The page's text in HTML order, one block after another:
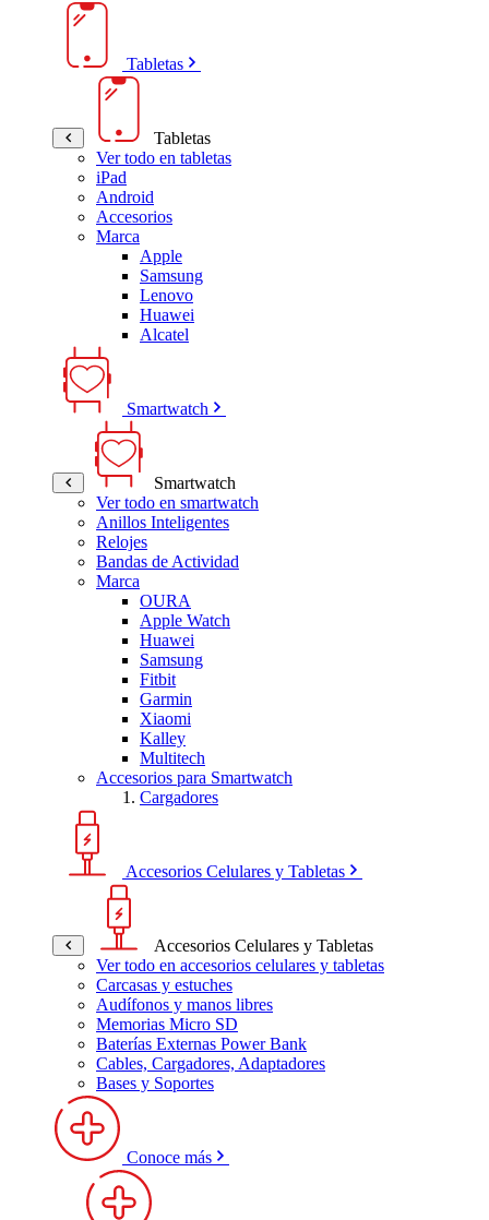
Tabletas
Tabletas
Ver todo en tabletas
iPad
Android
Accesorios
Marca
Apple
Samsung
Lenovo
Huawei
Alcatel
Smartwatch
Smartwatch
Ver todo en smartwatch
Anillos Inteligentes
Relojes
Bandas de Actividad
Marca
OURA
Apple Watch
Huawei
Samsung
Fitbit
Garmin
Xiaomi
Kalley
Multitech
Accesorios para Smartwatch
Cargadores
Accesorios Celulares y Tabletas
Accesorios Celulares y Tabletas
Ver todo en accesorios celulares y tabletas
Carcasas y estuches
Audífonos y manos libres
Memorias Micro SD
Baterías Externas Power Bank
Cables, Cargadores, Adaptadores
Bases y Soportes
Conoce más